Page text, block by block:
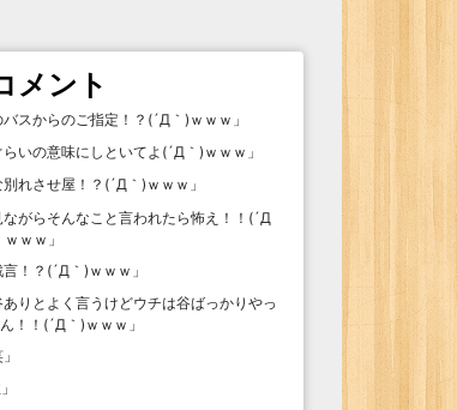
メント
バスからのご指定！？(´Д｀)ｗｗｗ 」
らいの意味にしといてよ(´Д｀)ｗｗｗ 」
れさせ屋！？(´Д｀)ｗｗｗ 」
ながらそんなこと言われたら怖え！！(´Д
ｗｗｗ 」
！？(´Д｀)ｗｗｗ 」
ありとよく言うけどウチは谷ばっかりやっ
！！(´Д｀)ｗｗｗ 」
」
」